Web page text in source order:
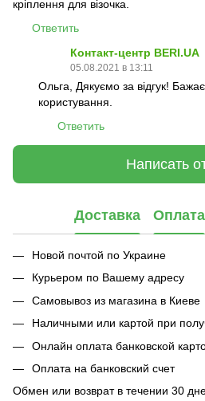
кріплення для візочка.
Ответить
Контакт-центр BERI.UA
05.08.2021 в 13:11
Ольга, Дякуємо за відгук!
користування.
Ответить
Написать
Доставка Оплата
Новой почтой по Украине
Курьером по Вашему адресу
Самовывоз из магазина в Киеве
Наличными или картой при
Онлайн оплата банковской
Оплата на банковский счет
Обмен или возврат в течении 30